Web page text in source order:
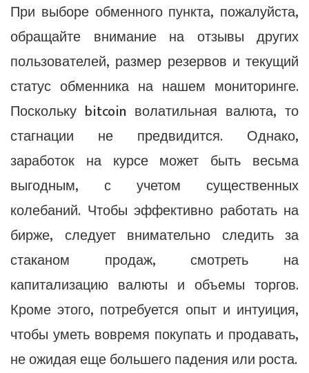
При выборе обменного пункта, пожалуйста,
обращайте внимание на отзывы других
пользователей, размер резервов и текущий
статус обменника на нашем мониторинге.
Поскольку bitcoin волатильная валюта, то
стагнации не предвидится. Однако,
заработок на курсе может быть весьма
выгодным, с учетом существенных
колебаний. Чтобы эффективно работать на
бирже, следует внимательно следить за
стаканом продаж, смотреть на
капитализацию валюты и объемы торгов.
Кроме этого, потребуется опыт и интуиция,
чтобы уметь вовремя покупать и продавать,
не ожидая еще большего падения или роста.